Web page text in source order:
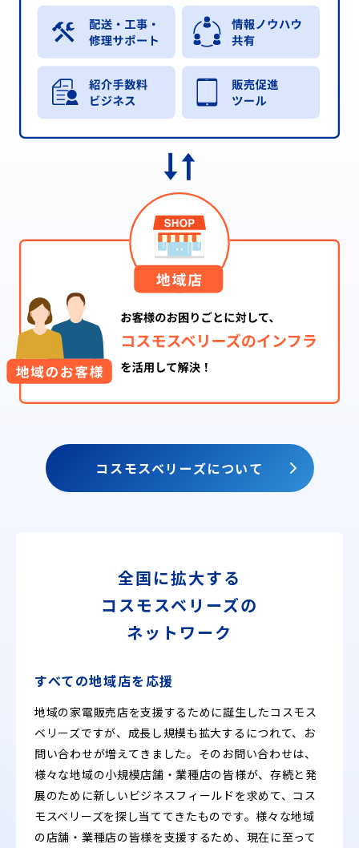
コスモスベリーズについて
全国に拡大する
コスモスベリーズの
ネットワーク
すべての地域店を応援
地域の家電販売店を支援するために誕生したコスモス
ベリーズですが、成長し規模も拡大するにつれて、お
問い合わせが増えてきました。そのお問い合わせは、
様々な地域の小規模店舗・業種店の皆様が、存続と発
展のために新しいビジネスフィールドを求めて、コス
モスベリーズを探し当ててきたものです。様々な地域
の店舗・業種店の皆様を支援するため、現在に至って